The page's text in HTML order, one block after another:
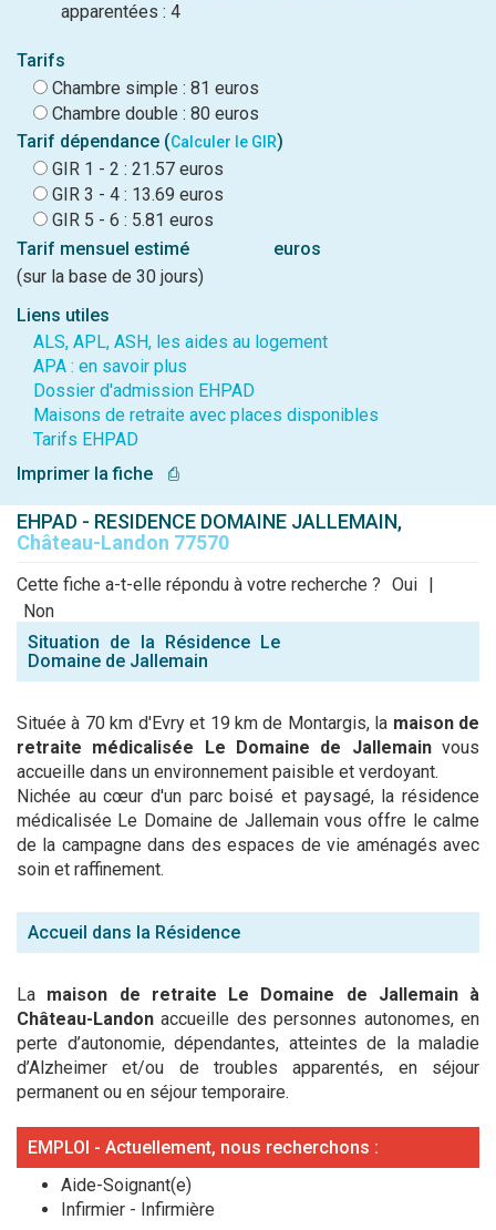
apparentées : 4
Tarifs
Chambre simple : 81 euros
Chambre double : 80 euros
Tarif dépendance (Calculer le GIR)
GIR 1 - 2 : 21.57 euros
GIR 3 - 4 : 13.69 euros
GIR 5 - 6 : 5.81 euros
Tarif mensuel estimé
euros
(sur la base de 30 jours)
Liens utiles
ALS, APL, ASH, les aides au logement
APA : en savoir plus
Dossier d'admission EHPAD
Maisons de retraite avec places disponibles
Tarifs EHPAD
Imprimer la fiche
⎙
EHPAD - RESIDENCE DOMAINE JALLEMAIN,
Château-Landon 77570
Cette fiche a-t-elle répondu à votre recherche ? Oui
Non
Situation de la Résidence Le
Domaine de Jallemain
Située à 70 km d'Evry et 19 km de Montargis, la maison de
retraite médicalisée Le Domaine de Jallemainvous
accueille dans un environnement paisible et verdoyant.
Nichée au cœur d'un parc boisé et paysagé, la résidence
médicalisée Le Domaine de Jallemain vous offre le calme
de la campagne dans des espaces de vie aménagés avec
soin et raffinement.
Accueil dans la Résidence
La maison de retraite Le Domaine de Jallemain à
Château-Landon accueille des personnes autonomes, en
perte d’autonomie, dépendantes, atteintes de la maladie
d’Alzheimer et/ou de troubles apparentés, en séjour
permanent ou en séjour temporaire.
EMPLOI - Actuellement, nous recherchons :
Aide-Soignant(e)
Infirmier - Infirmière